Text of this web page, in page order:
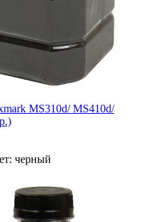
MS310d/ MS410d/
черный